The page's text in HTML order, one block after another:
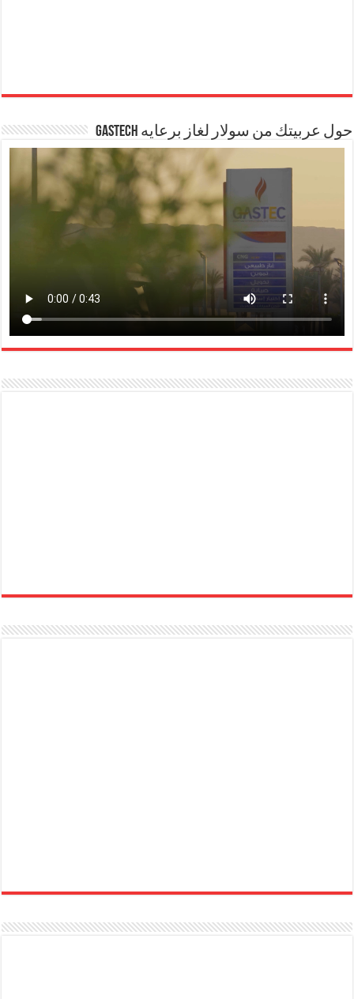
حول عربيتك من سولار لغاز برعايه GASTECH